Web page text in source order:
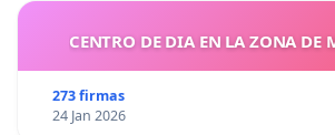
CENTRO DE DIA EN LA ZONA DE
273 firmas
24 Jan 2026